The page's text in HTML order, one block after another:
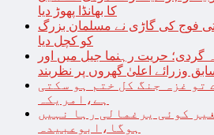
کا بھانڈا پھوڑ دیا
فوج کی گاڑی نے مسلمان بزرگ
کو کچل دیا
گردی؛ حریت رہنما جیل میں اور
وزرائے اعلیٰ گھروں پر نظربند
تو غزہ جنگ کل ختم ہو سکتی
ہے،امریکہ
کوئی یرغمالی رہا نہیں
ہوگا،ابوعبیدہ